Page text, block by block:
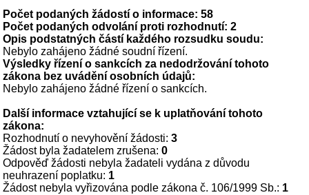
Počet podaných žádostí o informace: 58
Počet podaných odvolání proti rozhodnutí: 2
Opis podstatných částí každého rozsudku soudu:
Nebylo zahájeno žádné soudní řízení.
Výsledky řízení o sankcích za nedodržování tohoto
zákona bez uvádění osobních údajů:
Nebylo zahájeno žádné řízení o sankcích.
Další informace vztahující se k uplatňování tohoto
zákona:
Rozhodnutí o nevyhovění žádosti:3
Žádost byla žadatelem zrušena:0
Odpověď žádosti nebyla žadateli vydána z důvodu
neuhrazení poplatku: 1
Žádost nebyla vyřizována podle zákona č. 106/1999 Sb.: 1